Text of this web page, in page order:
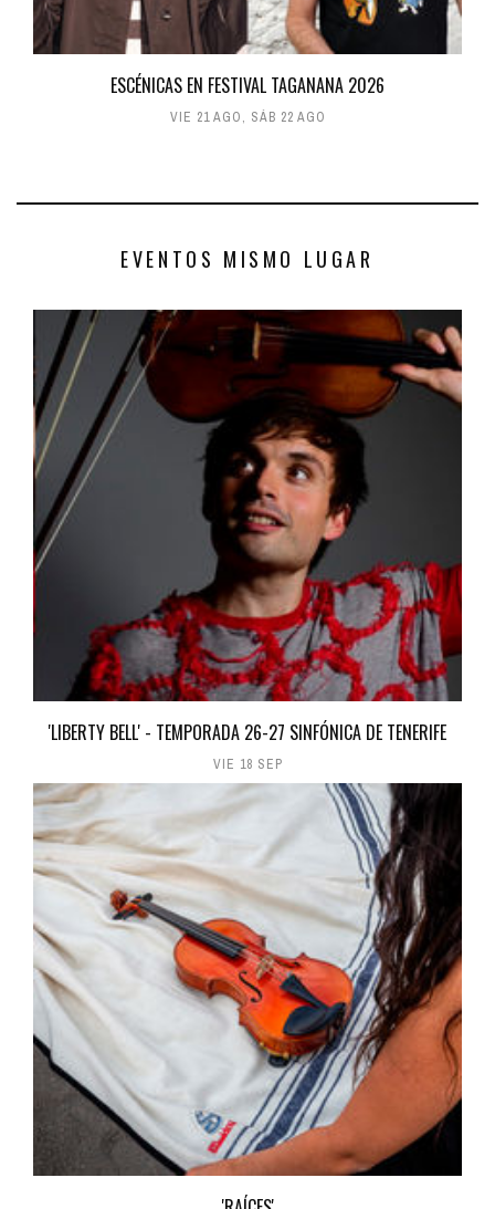
ESCÉNICAS EN FESTIVAL TAGANANA 2026
VIE 21 AGO, SÁB 22 AGO
EVENTOS MISMO LUGAR
'LIBERTY BELL' - TEMPORADA 26-27 SINFÓNICA DE TENERIFE
VIE 18 SEP